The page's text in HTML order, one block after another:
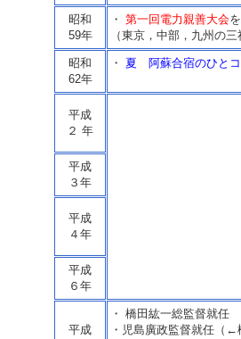
昭和
59年
・ 第一回電力親善大会
（東京，中部，九州の三
昭和
62年
・ 夏 阿蘇合宿のひと
平成
２ 年
平成
３年
平成
４年
平成
６年
平成
・ 橋田紘一総監督就任
・児島廣政監督就任（←